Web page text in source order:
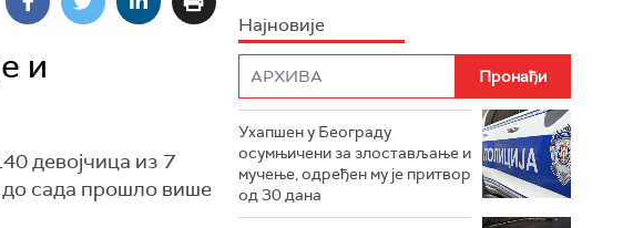
и
девојчица из 7
до сада прошло више
Најновије
Ухапшен у Београду
осумњичени за злостављање и
мучење, одређен му је притвор
од 30 дана